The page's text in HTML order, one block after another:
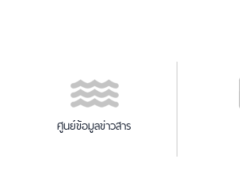
ศูนย์ข้อมูลข่าวสาร